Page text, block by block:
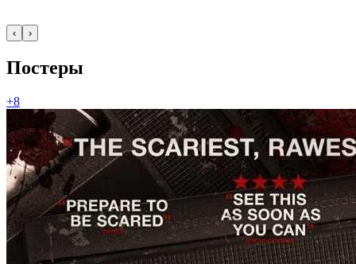
‹ ›
Постеры
+8